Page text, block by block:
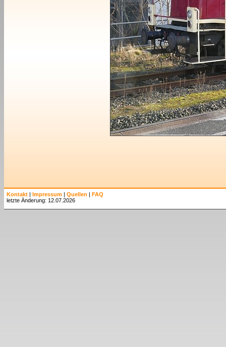
Kontakt | Impressum | Quellen | FAQ
letzte Änderung: 12.07.2026